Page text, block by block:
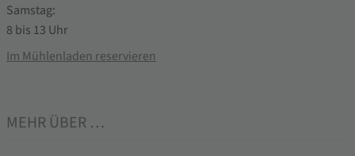
Samstag:
8 bis 13 Uhr
Im Mühlenladen reservieren
MEHR ÜBER …